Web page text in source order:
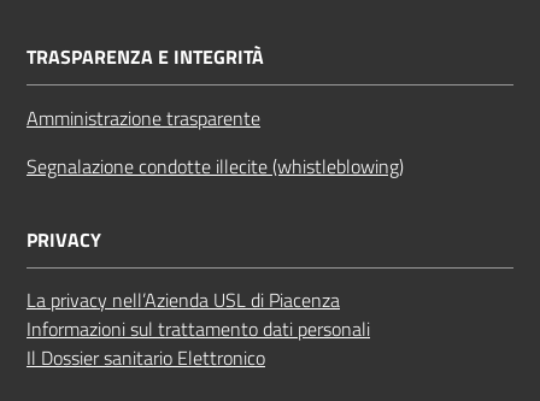
TRASPARENZA E INTEGRITÀ
Amministrazione trasparente
Segnalazione condotte illecite (whistleblowing)
PRIVACY
La privacy nell’Azienda USL di Piacenza
Informazioni sul trattamento dati personali
Il Dossier sanitario Elettronico